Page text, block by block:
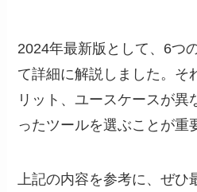
2024年最新版として、6つ
て詳細に解説しました。そ
リット、ユースケースが異
ったツールを選ぶことが重
上記の内容を参考に、ぜ